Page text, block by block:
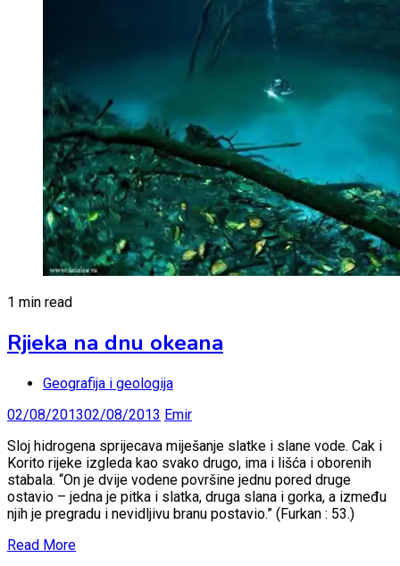
1 min read
Rjieka na dnu okeana
Geografija i geologija
02/08/201302/08/2013 Emir
Sloj hidrogena sprijecava miješanje slatke i slane vode. Cak i
Korito rijeke izgleda kao svako drugo, ima i lišća i oborenih
stabala. “On je dvije vodene površine jednu pored druge
ostavio – jedna je pitka i slatka, druga slana i gorka, a između
njih je pregradu i nevidljivu branu postavio.” (Furkan : 53.)
Read More